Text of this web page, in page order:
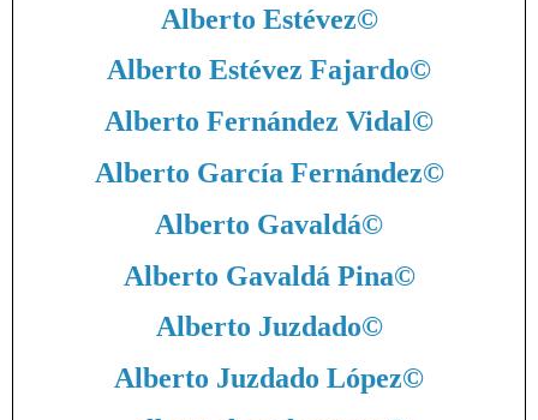
Alberto Estévez©
Alberto Estévez Fajardo©
Alberto Fernández Vidal ©
Alberto García Fernández©
Alberto Gavaldá©
Alberto Gavaldá Pina©
Alberto Juzdado©
Alberto Juzdado López©